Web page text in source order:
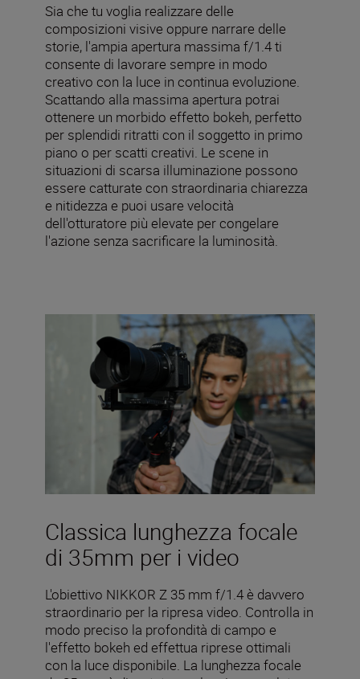
Sia che tu voglia realizzare delle
composizioni visive oppure narrare delle
storie, l'ampia apertura massima f/1.4 ti
consente di lavorare sempre in modo
creativo con la luce in continua evoluzione.
Scattando alla massima apertura potrai
ottenere un morbido effetto bokeh, perfetto
per splendidi ritratti con il soggetto in primo
piano o per scatti creativi. Le scene in
situazioni di scarsa illuminazione possono
essere catturate con straordinaria chiarezza
e nitidezza e puoi usare velocità
dell'otturatore più elevate per congelare
l'azione senza sacrificare la luminosità.
Classica lunghezza focale
di 35mm per i video
L'obiettivo NIKKOR Z 35 mm f/1.4 è davvero
straordinario per la ripresa video. Controlla in
modo preciso la profondità di campo e
l'effetto bokeh ed effettua riprese ottimali
con la luce disponibile. La lunghezza focale